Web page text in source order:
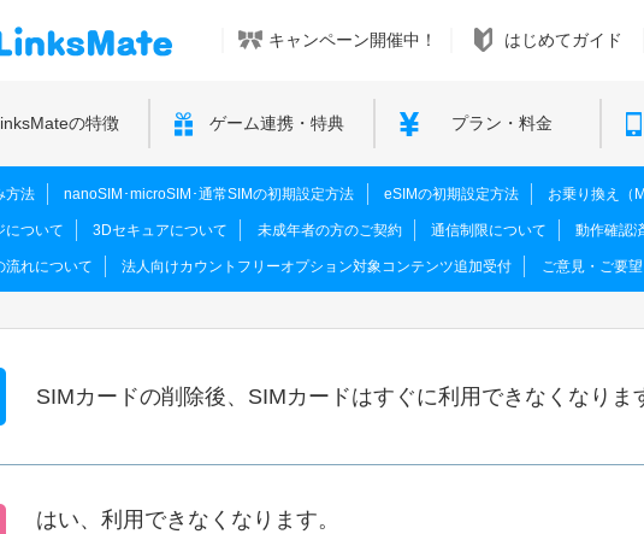
キャンペーン開催中！ はじめてガイド
の特徴 ゲーム連携・特典 プラン・料金
方法 nanoSIM･microSIM･通常SIMの初期設定方法 eSIMの初期設定方法 お乗り換え（
について 3Dセキュアについて 未成年者の方のご契約 通信制限について 動作確認
流れについて 法人向けカウントフリーオプション対象コンテンツ追加受付 ご意見・ご要望
SIMカードの削除後、SIMカードはすぐに利用できなくなりま
はい、利用できなくなります。